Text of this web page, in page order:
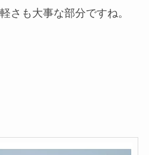
さも大事な部分ですね。